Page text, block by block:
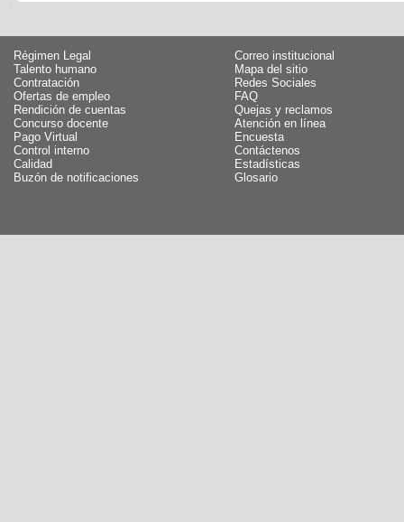
Régimen Legal
Talento humano
Contratación
Ofertas de empleo
Rendición de cuentas
Concurso docente
Pago Virtual
Control interno
Calidad
Buzón de notificaciones
Correo institucional
Mapa del sitio
Redes Sociales
FAQ
Quejas y reclamos
Atención en línea
Encuesta
Contáctenos
Estadísticas
Glosario